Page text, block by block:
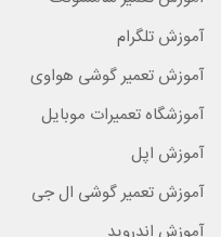
آموزش تلگرام
آموزش تعمیر گوشی هواوی
آموزشگاه تعمیرات موبایل
آموزش اپل
آموزش تعمیر گوشی ال جی